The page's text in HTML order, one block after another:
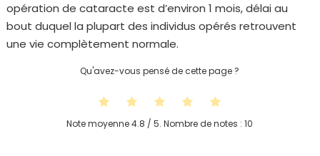
opération de cataracte est d’environ 1 mois, délai au
bout duquel la plupart des individus opérés retrouvent
une vie complètement normale.
Qu'avez-vous pensé de cette page ?
Note moyenne4.8 / 5. Nombre de notes :10